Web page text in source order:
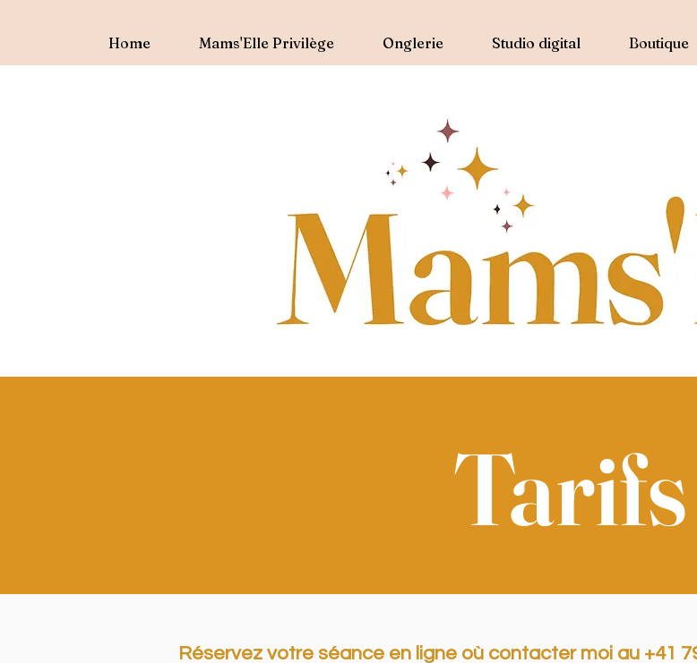
Home Mams'Elle Privilège Onglerie Studio digital Boutique
Tarifs
Réservez votre séance en ligne où contacter moi au +41